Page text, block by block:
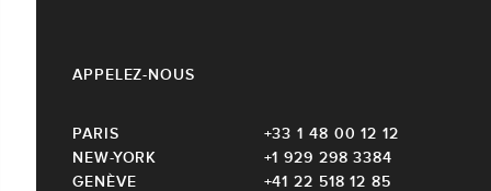
APPELEZ-NOUS
PARIS
+33 1 48 00 12 12
NEW-YORK
+1 929 298 3384
GENÈVE
+41 22 518 12 85